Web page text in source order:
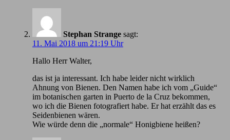
Stephan Strange sagt:
11. Mai 2018 um 21:19 Uhr
Hallo Herr Walter,
das ist ja interessant. Ich habe leider nicht wirklich
Ahnung von Bienen. Den Namen habe ich vom „Guide“
im botanischen garten in Puerto de la Cruz bekommen,
wo ich die Bienen fotografiert habe. Er hat erzählt das es
Seidenbienen wären.
Wie würde denn die „normale“ Honigbiene heißen?